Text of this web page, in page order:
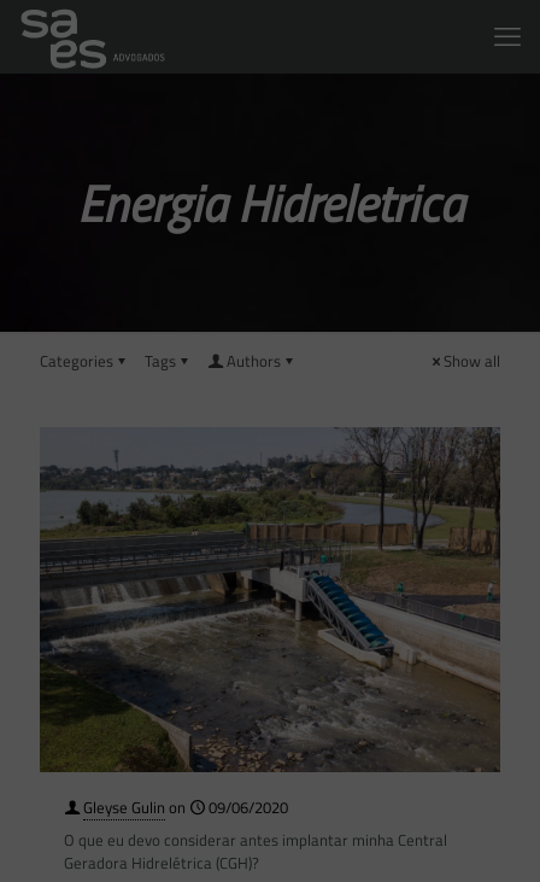
Energia Hidreletrica
Categories Tags Authors Show all
Gleyse Gulin on
09/06/2020
O que eu devo considerar antes implantar minha Central
Geradora Hidrelétrica (CGH)?